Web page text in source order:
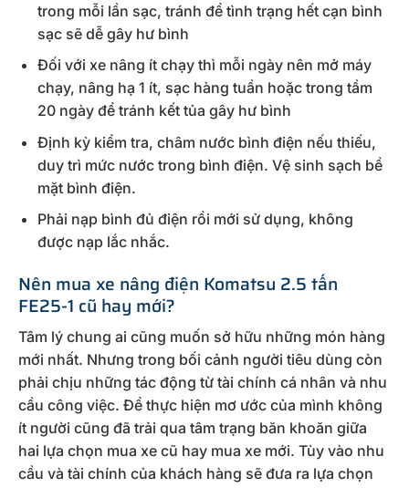
trong mỗi lần sạc, tránh để tình trạng hết cạn bình
sạc sẽ dễ gây hư bình
Đối với xe nâng ít chạy thì mỗi ngày nên mở máy
chạy, nâng hạ 1 ít, sạc hàng tuần hoặc trong tầm
20 ngày để tránh kết tủa gây hư bình
Định kỳ kiểm tra, châm nước bình điện nếu thiếu,
duy trì mức nước trong bình điện. Vệ sinh sạch bề
mặt bình điện.
Phải nạp bình đủ điện rồi mới sử dụng, không
được nạp lắc nhắc.
Nên mua xe nâng điện Komatsu 2.5 tấn
FE25-1 cũ hay mới?
Tâm lý chung ai cũng muốn sở hữu những món hàng
mới nhất. Nhưng trong bối cảnh người tiêu dùng còn
phải chịu những tác động từ tài chính cá nhân và nhu
cầu công việc. Để thực hiện mơ ước của mình không
ít người cũng đã trải qua tâm trạng băn khoăn giữa
hai lựa chọn mua xe cũ hay mua xe mới. Tùy vào nhu
cầu và tài chính của khách hàng sẽ đưa ra lựa chọn